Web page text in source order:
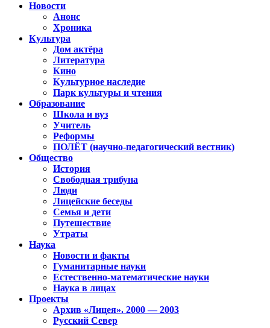
Новости
Анонс
Хроника
Культура
Дом актёра
Литература
Кино
Культурное наследие
Парк культуры и чтения
Образование
Школа и вуз
Учитель
Реформы
ПОЛЁТ (научно-педагогический вестник)
Общество
История
Свободная трибуна
Люди
Лицейские беседы
Семья и дети
Путешествие
Утраты
Наука
Новости и факты
Гуманитарные науки
Естественно-математические науки
Наука в лицах
Проекты
Архив «Лицея». 2000 — 2003
Русский Север